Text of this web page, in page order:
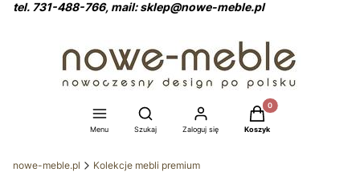
tel. 731-488-766, mail: sklep@nowe-meble.pl
Menu
Otwórz wyszukiwarkę
Szukaj Zaloguj się
Produkty w koszyku:
Koszyk
nowe-meble.pl Kolekcje mebli premium